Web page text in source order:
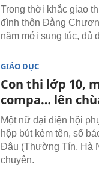
Trong thời khắc giao
đình thôn Đằng
năm mới sung túc, đủ
GIÁO DỤC
Con thi lớp 10,
compa… lên
Một nữ đại diện hội
hộp bút kèm tên, số
Đậu (Thường Tín, Hà
chuyên.